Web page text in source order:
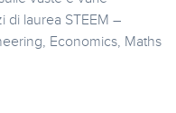
di laurea STEEM –
Economics, Maths